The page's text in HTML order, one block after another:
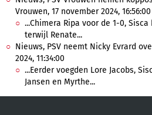
Vrouwen, 17 november 2024, 16:56:00
...Chimera Ripa voor de 1-0, Sisca
terwijl Renate...
Nieuws, PSV neemt Nicky Evrard
2024, 11:34:00
...Eerder voegden Lore Jacobs,
Jansen en Myrthe...